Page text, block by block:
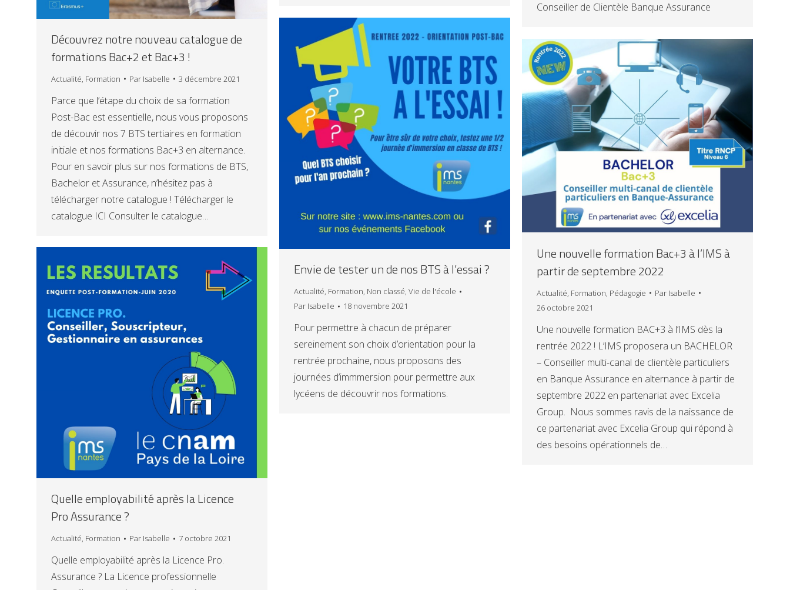
Conseiller de Clientèle Banque Assurance
Découvrez notre nouveau catalogue de
formations Bac+2 et Bac+3 !
Actualité, Formation Par Isabelle 3 décembre 2021
Parce que l’étape du choix de sa formation
Post-Bac est essentielle, nous vous proposons
de découvir nos 7 BTS tertiaires en formation
initiale et nos formations Bac+3 en alternance.
Pour en savoir plus sur nos formations de BTS,
Bachelor et Assurance, n’hésitez pas à
télécharger notre catalogue ! Télécharger le
catalogue ICI Consulter le catalogue…
Envie de tester un de nos BTS à l’essai ?
Actualité, Formation, Non classé, Vie de l'école
Par Isabelle 18 novembre 2021
Pour permettre à chacun de préparer
sereinement son choix d’orientation pour la
rentrée prochaine, nous proposons des
journées d’immmersion pour permettre aux
lycéens de découvrir nos formations.
Une nouvelle formation Bac+3 à l’IMS à
partir de septembre 2022
Actualité Formation Pédagogie Par Isabelle
26 octobre 2021
Une nouvelle formation BAC+3 à l’IMS dès la
rentrée 2022 ! L’IMS proposera un BACHELOR
– Conseiller multi-canal de clientèle particuliers
en Banque Assurance en alternance à partir de
septembre 2022 en partenariat avec Excelia
Group. Nous sommes ravis de la naissance de
ce partenariat avec Excelia Group qui répond à
des besoins opérationnels de…
Quelle employabilité après la Licence
Pro Assurance ?
Actualité, Formation Par Isabelle 7 octobre 2021
Quelle employabilité après la Licence Pro.
Assurance ? La Licence professionnelle